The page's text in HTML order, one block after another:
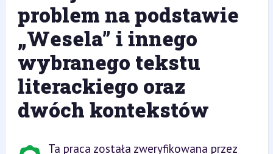
problem na podstawie
„Wesela” i innego
wybranego tekstu
literackiego oraz
dwóch kontekstów
Ta praca została zweryfikowana przez